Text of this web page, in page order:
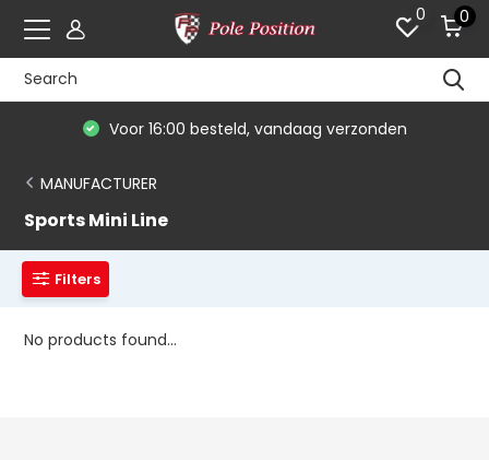
0 0
Voor 16:00 besteld, vandaag verzonden
MANUFACTURER
Sports Mini Line
Filters
No products found...